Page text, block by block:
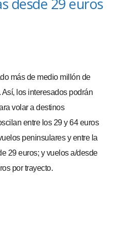
desde 29 euros
más de medio millón de
los interesados podrán
volar a destinos
entre los 29 y 64 euros
peninsulares y entre la
29 euros; y vuelos a/desde
por trayecto.